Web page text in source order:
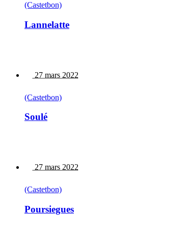
(Castetbon)
Lannelatte
27 mars 2022
(Castetbon)
Soulé
27 mars 2022
(Castetbon)
Poursiegues